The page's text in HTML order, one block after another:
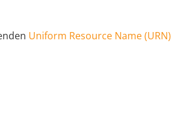
Uniform Resource Name (URN)